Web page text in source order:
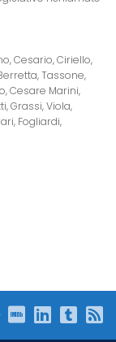
Cesario, Ciriello,
Tassone,
Cesare Marini,
Grassi, Viola,
Fogliardi,